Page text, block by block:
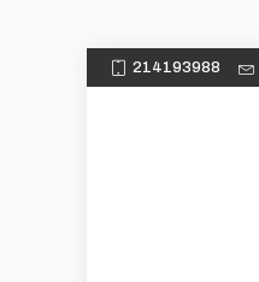
214193988